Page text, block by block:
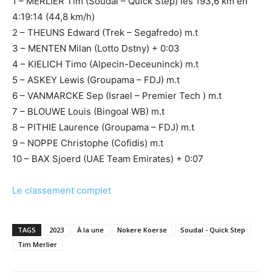
4:19:14 (44,8 km/h)
2 – THEUNS Edward (Trek – Segafredo) m.t
3 – MENTEN Milan (Lotto Dstny) + 0:03
4 – KIELICH Timo (Alpecin-Deceuninck) m.t
5 – ASKEY Lewis (Groupama – FDJ) m.t
6 – VANMARCKE Sep (Israel – Premier Tech ) m.t
7 – BLOUWE Louis (Bingoal WB) m.t
8 – PITHIE Laurence (Groupama – FDJ) m.t
9 – NOPPE Christophe (Cofidis) m.t
10 – BAX Sjoerd (UAE Team Emirates) + 0:07
Le classement complet
TAGS 2023 À la une Nokere Koerse
Soudal - Quick Step
Tim Merlier